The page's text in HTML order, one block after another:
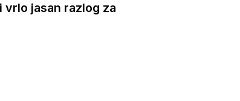
jasan razlog za